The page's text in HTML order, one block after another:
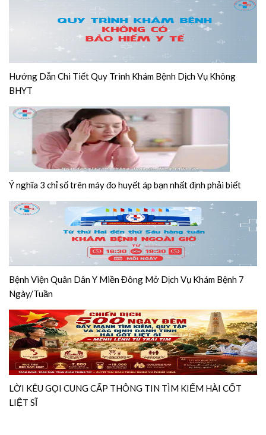
Hướng Dẫn Chi Tiết Quy Trình Khám Bệnh Dịch Vụ Không
BHYT
Ý nghĩa 3 chỉ số trên máy đo huyết áp bạn nhất định phải biết
Bệnh Viện Quân Dân Y Miền Đông Mở Dịch Vụ Khám Bệnh 7
Ngày/Tuần
LỜI KÊU GỌI CUNG CẤP THÔNG TIN TÌM KIẾM HÀI CỐT
LIỆT SĨ